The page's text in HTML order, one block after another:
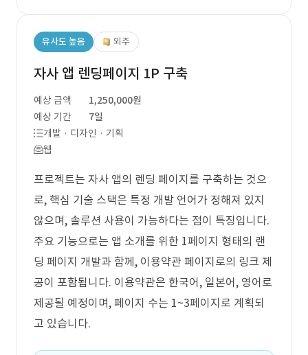
유사도 높음 외주
자사 앱 렌딩페이지 1P 구축
예상 금액
1,250,000원
예상 기간
7일
개발 · 디자인 · 기획
웹
프로젝트는 자사 앱의 렌딩 페이지를 구축하는 것으
로, 핵심 기술 스택은 특정 개발 언어가 정해져 있지
않으며, 솔루션 사용이 가능하다는 점이 특징입니다.
주요 기능으로는 앱 소개를 위한 1페이지 형태의 랜
딩 페이지 개발과 함께, 이용약관 페이지로의 링크 제
공이 포함됩니다. 이용약관은 한국어, 일본어, 영어로
제공될 예정이며, 페이지 수는 1~3페이지로 계획되
고 있습니다.